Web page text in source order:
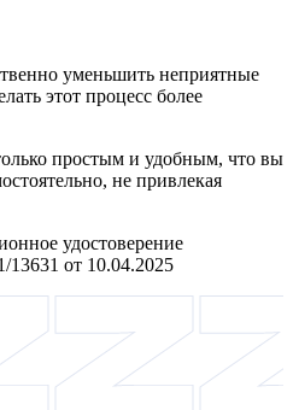
уменьшить неприятные
этот процесс более
простым и удобным, что вы
не привлекая
удостоверение
13631 от 10.04.2025